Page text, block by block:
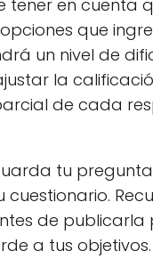
tener en cuenta
que
un nivel de
la
de cada
tu
cuestionario.
de publicarla
a tus objetivos.